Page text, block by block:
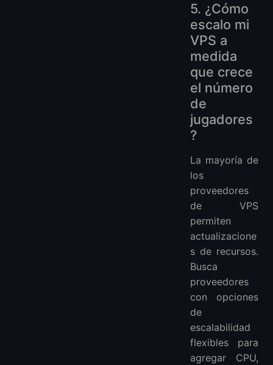
5. ¿Cómo
escalo mi
VPS a
medida
que crece
el número
de
jugadores
?
La mayoría de
los
proveedores
de VPS
permiten
actualizacione
s de recursos.
Busca
proveedores
con opciones
de
escalabilidad
flexibles para
agregar CPU,